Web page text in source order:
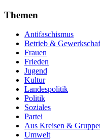
Themen
Antifaschismus
Betrieb &
Frauen
Frieden
Jugend
Kultur
Landespolitik
Politik
Soziales
Partei
Aus Kreisen &
Umwelt